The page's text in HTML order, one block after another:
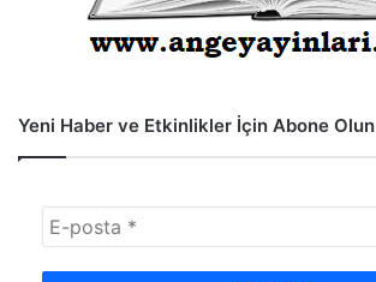
Yeni Haber ve Etkinlikler İçin Abone Olun